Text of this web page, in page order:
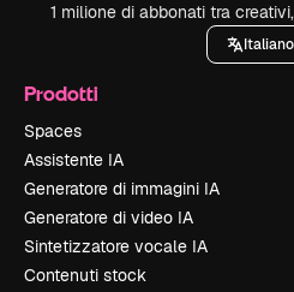
1 milione di abbonati tra
Italiano
Prodotti
Spaces
Assistente IA
Generatore di immagini IA
Generatore di video IA
Sintetizzatore vocale IA
Contenuti stock